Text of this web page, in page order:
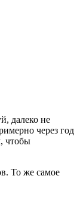
далеко не
через год
чтобы
То же самое